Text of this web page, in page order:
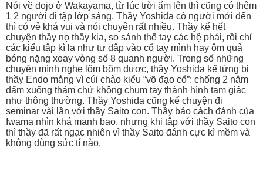
Nói về dojo ở Wakayama, từ lúc trời ấm lên thì cũng có thêm
1 2 người đi tập lớp sáng. Thầy Yoshida có người mới đến
thì có vẻ khá vui và nói chuyện rất nhiều. Thầy kể hết
chuyện thầy nọ thầy kia, so sánh thế tay các hệ phái, rồi chỉ
các kiểu tập kì lạ như tự đập vào cổ tay mình hay ôm quả
bóng nặng xoay vòng số 8 quanh người. Trong số những
chuyện mình nghe lõm bõm được, thầy Yoshida kể từng bị
thầy Endo mắng vì cúi chào kiểu “võ đạo cổ”: chống 2 nắm
đấm xuống thảm chứ không chụm tay thành hình tam giác
như thông thường. Thầy Yoshida cũng kể chuyện đi
seminar vài lần với thầy Saito con. Thầy bảo cách đánh của
Iwama nhìn khá mạnh bạo, nhưng khi tập với thầy Saito con
thì thầy đã rất ngạc nhiên vì thầy Saito đánh cực kì mềm và
không dùng sức tí nào.